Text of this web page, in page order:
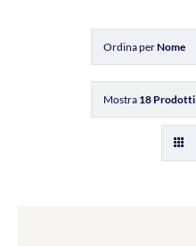
Ordina perNome
Mostra 18 Prodotti